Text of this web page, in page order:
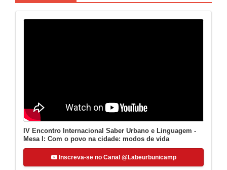
IV Encontro Internacional Saber Urbano e Linguagem -
Mesa I: Com o povo na cidade: modos de vida
Inscreva-se no Canal @Labeurbunicamp